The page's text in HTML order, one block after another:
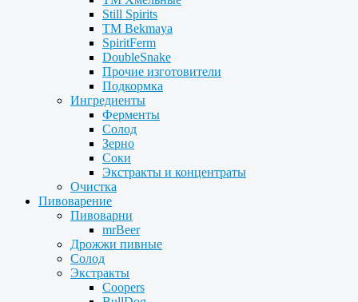
Still Spirits
ТМ Bekmaya
SpiritFerm
DoubleSnake
Прочие изготовители
Подкормка
Ингредиенты
Ферменты
Солод
Зерно
Соки
Экстракты и концентраты
Очистка
Пивоварение
Пивоварни
mrBeer
Дрожжи пивные
Солод
Экстракты
Coopers